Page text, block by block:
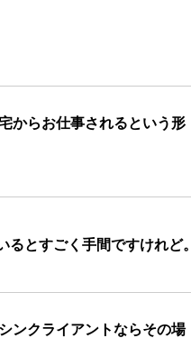
からお仕事されるという形
とすごく手間ですけれど。
ンクライアントならその場